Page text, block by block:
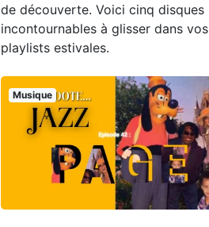
de découverte. Voici cinq disques
incontournables à glisser dans vos
playlists estivales.
Musique